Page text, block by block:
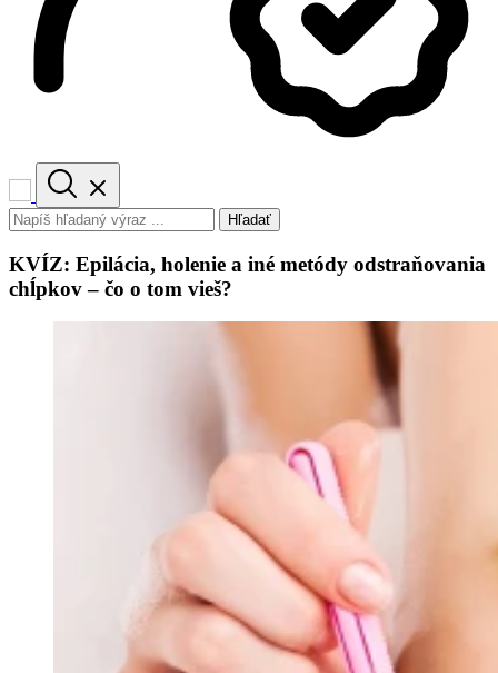
Hľadať
KVÍZ: Epilácia, holenie a iné metódy odstraňovania
chĺpkov – čo o tom vieš?